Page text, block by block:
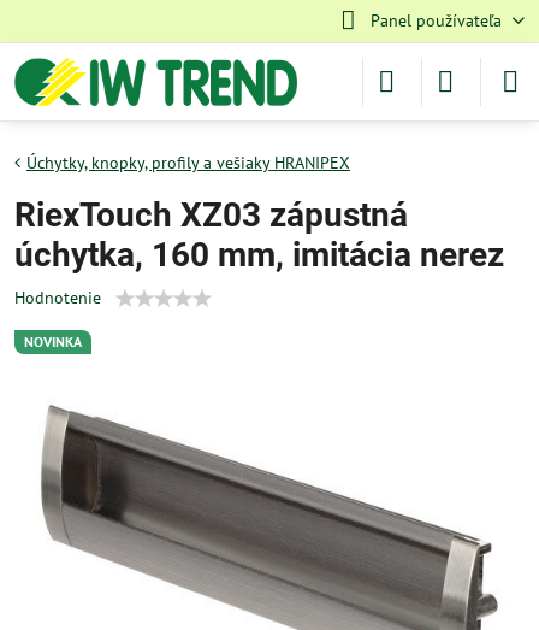
Panel používateľa
NOVINKA
Úchytky, knopky, profily a vešiaky HRANIPEX
RiexTouch XZ03 zápustná
úchytka, 160 mm, imitácia nerez
Hodnotenie